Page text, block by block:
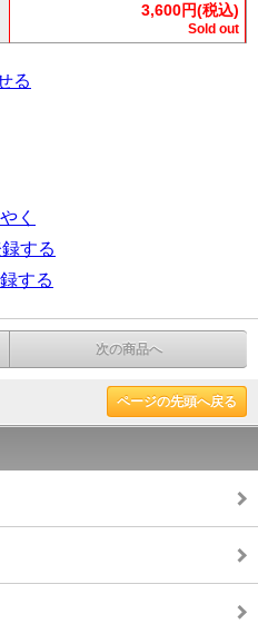
3,600円(税込)
Sold out
る
く
する
する
次の商品へ
ページの先頭へ戻る